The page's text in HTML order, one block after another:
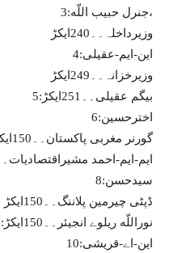
3:جنرل حبیب اللّه،
وزیرداخلہ۔۔240ایکڑ
4:این-ایم-عقیلی
وزیرخزانہ۔۔249ایکڑ
5:بیگم عقیلی۔۔251ایکڑ
6:اخترحسین
گورنر مغربی پاکستان۔۔150ایکڑ
7:ایم-ایم-احمد مشیراقتصادیات۔۔150ایکڑ
8:سیدحسن
ڈپٹی چیرمین پلاننگ۔۔150ایکڑ
9:نوراللّه ریلوے انجیئر۔۔150ایکڑ
10:این-اے-قریشی